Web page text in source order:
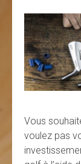
Vous
voulez pas